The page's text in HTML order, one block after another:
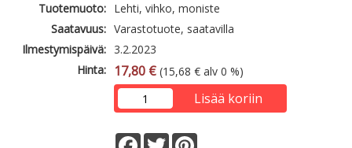
Tuotemuoto: Lehti, vihko, moniste
Saatavuus: Varastotuote, saatavilla
Ilmestymispäivä: 3.2.2023
Hinta:
17,80 € (15,68 € alv 0 %)
Lisää koriin
Facebook
Twitter